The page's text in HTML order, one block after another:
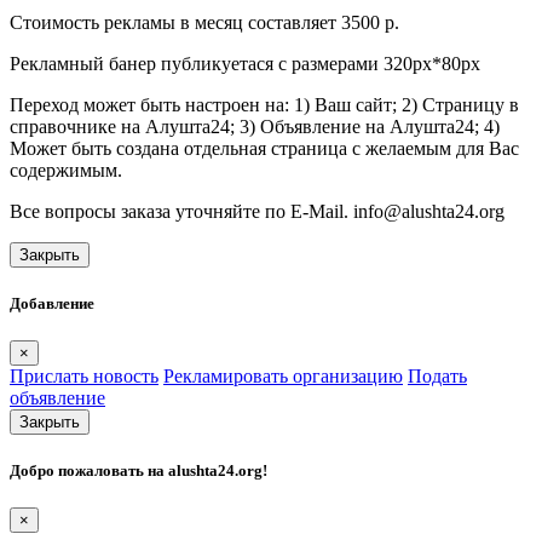
Стоимость рекламы в месяц составляет 3500 р.
Рекламный банер публикуетася с размерами 320px*80px
Переход может быть настроен на: 1) Ваш сайт; 2) Страницу в
справочнике на Алушта24; 3) Объявление на Алушта24; 4)
Может быть создана отдельная страница с желаемым для Вас
содержимым.
Все вопросы заказа уточняйте по E-Mail. info@alushta24.org
Закрыть
Добавление
×
Прислать новость Рекламировать организацию Подать
объявление
Закрыть
Добро пожаловать на alushta24.org!
×